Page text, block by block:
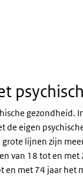
gezondheid.
de eigen
lijnen zijn
van 18 tot en
met 74 jaar het